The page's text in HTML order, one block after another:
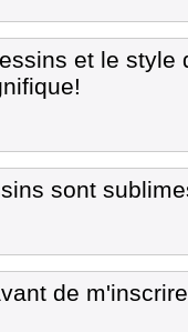
et le style
sont
de